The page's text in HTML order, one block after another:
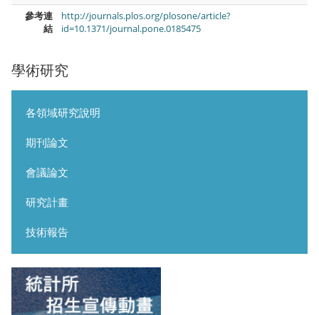
學術研究
各領域研究說明
期刊論文
會議論文
研究計畫
技術報告
參考連
結
http://journals.plos.org/plosone/article?
id=10.1371/journal.pone.0185475